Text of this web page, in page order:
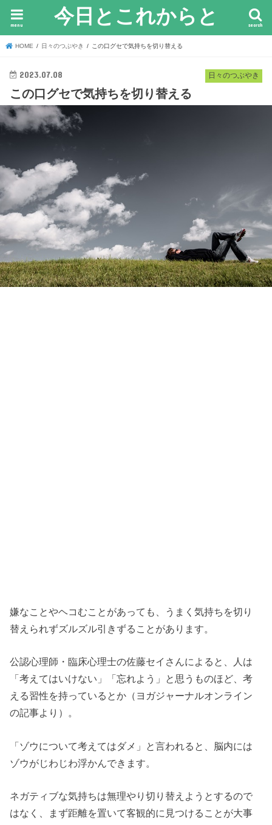
今日とこれからと search
menu
HOME 日々のつぶやき この口グセで気持ちを切り替える
日々のつぶやき
2023.07.08
この口グセで気持ちを切り替える
嫌なことやヘコむことがあっても、うまく気持ちを切り
替えられずズルズル引きずることがあります。
公認心理師・臨床心理士の佐藤セイさんによると、人は
「考えてはいけない」「忘れよう」と思うものほど、考
える習性を持っているとか（ヨガジャーナルオンライン
の記事より）。
「ゾウについて考えてはダメ」と言われると、脳内には
ゾウがじわじわ浮かんできます。
ネガティブな気持ちは無理やり切り替えようとするので
はなく、まず距離を置いて客観的に見つけることが大事